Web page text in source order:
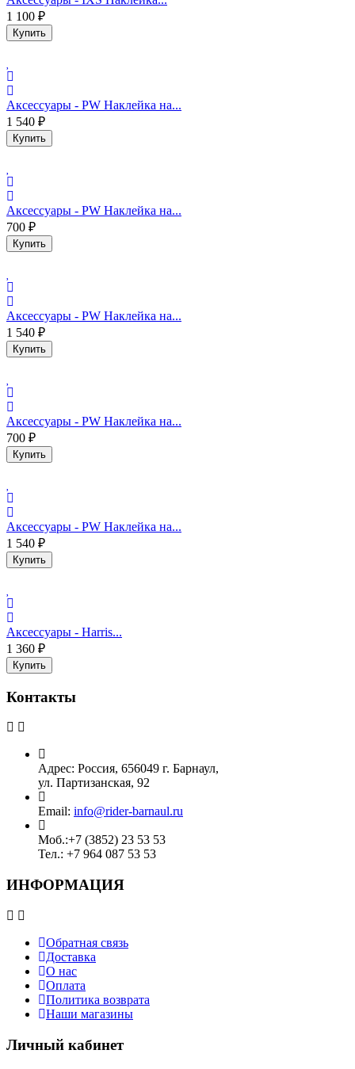
1 100 ₽
Купить
Аксессуары - PW Наклейка на...
1 540 ₽
Купить
Аксессуары - PW Наклейка на...
700 ₽
Купить
Аксессуары - PW Наклейка на...
1 540 ₽
Купить
Аксессуары - PW Наклейка на...
700 ₽
Купить
Аксессуары - PW Наклейка на...
1 540 ₽
Купить
Аксессуары - Harris...
1 360 ₽
Купить
Контакты
Адрес: Россия, 656049 г. Барнаул,
ул. Партизанская, 92
Email: info@rider-barnaul.ru
Моб.:+7 (3852) 23 53 53
Тел.: +7 964 087 53 53
ИНФОРМАЦИЯ
Обратная связь
Доставка
О нас
Оплата
Политика возврата
Наши магазины
Личный кабинет